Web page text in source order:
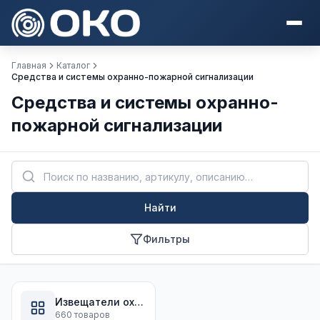
Главная
Каталог
Средства и системы охранно-пожарной сигнализации
Средства и системы охранно-
пожарной сигнализации
Найти
Фильтры
Извещатели охранные для помещений
660 товаров